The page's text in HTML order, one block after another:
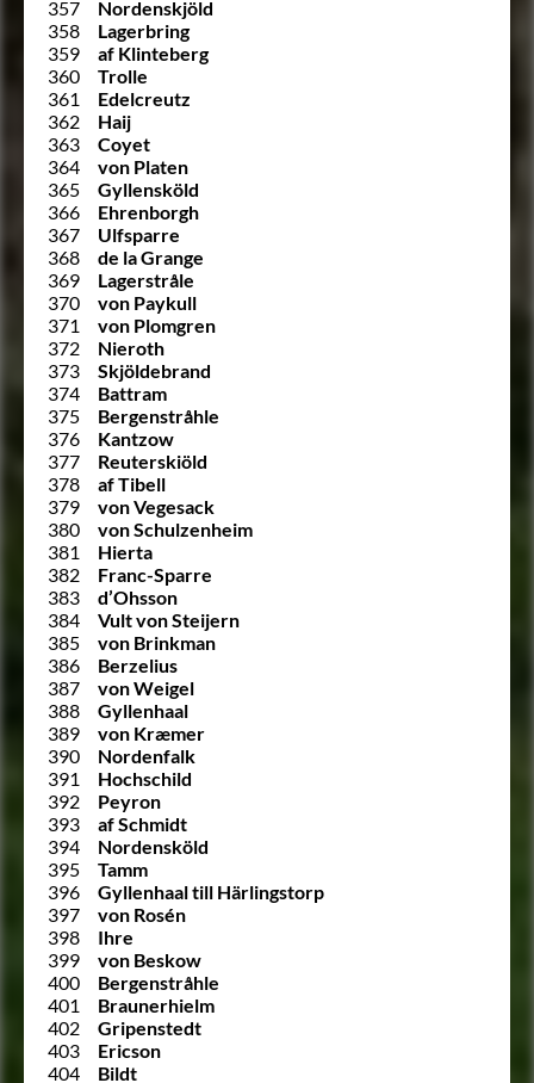
357
Nordenskjöld
358
Lagerbring
359
af Klinteberg
360
Trolle
361
Edelcreutz
362
Haij
363
Coyet
364
von Platen
365
Gyllensköld
366
Ehrenborgh
367
Ulfsparre
368
de la Grange
369
Lagerstråle
370
von Paykull
371
von Plomgren
372
Nieroth
373
Skjöldebrand
374
Battram
375
Bergenstråhle
376
Kantzow
377
Reuterskiöld
378
af Tibell
379
von Vegesack
380
von Schulzenheim
381
Hierta
382
Franc-Sparre
383
d’Ohsson
384
Vult von Steijern
385
von Brinkman
386
Berzelius
387
von Weigel
388
Gyllenhaal
389
von Kræmer
390
Nordenfalk
391
Hochschild
392
Peyron
393
af Schmidt
394
Nordensköld
395
Tamm
396
Gyllenhaal till Härlingstorp
397
von Rosén
398
Ihre
399
von Beskow
400
Bergenstråhle
401
Braunerhielm
402
Gripenstedt
403
Ericson
404
Bildt